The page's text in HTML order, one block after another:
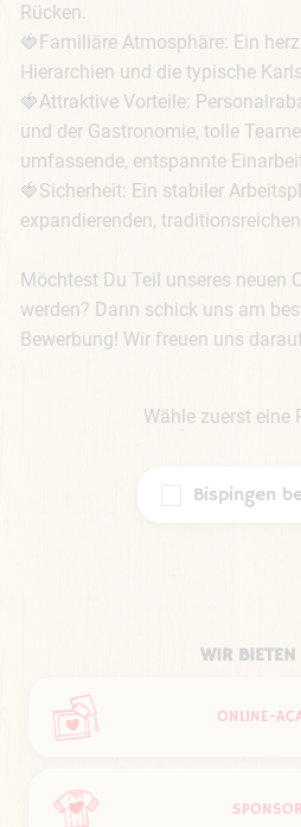
Rücken.
🍓Familiäre Atmosphäre: Ein
Hierarchien und die typische
🍓Attraktive Vorteile:
und der Gastronomie, tolle
umfassende, entspannte
🍓Sicherheit: Ein stabiler
expandierenden,
Möchtest Du Teil unseres neuen
werden? Dann schick uns am
Bewerbung! Wir freuen uns
Wähle zuerst eine
Bispingen
WIR
ONLINE-
liebevolle Online-
ersten Arbeitstag